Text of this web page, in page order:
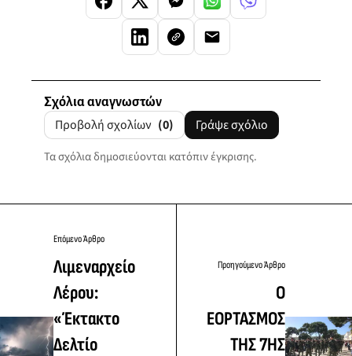
Σχόλια αναγνωστών
Προβολή σχολίων (0) Γράψε σχόλιο
Τα σχόλια δημοσιεύονται κατόπιν έγκρισης.
Επόμενο Άρθρο
Λιμεναρχείο
Λέρου:
«Έκτακτο
Δελτίο
Προηγούμενο Άρθρο
Ο
ΕΟΡΤΑΣΜΟΣ
ΤΗΣ 7ΗΣ